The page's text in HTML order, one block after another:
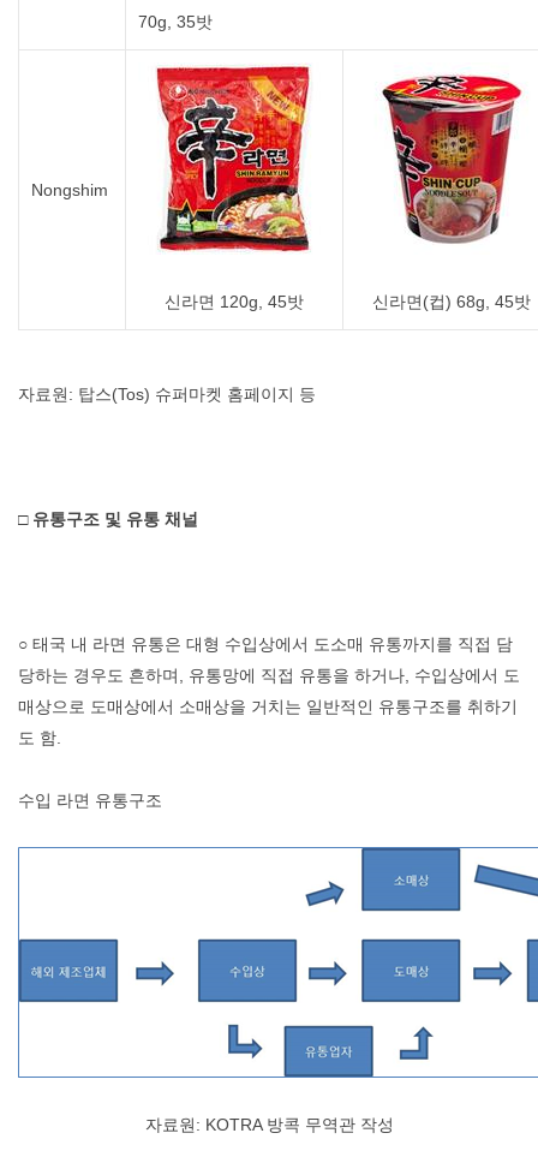
70g, 35밧
Nongshim
신라면 120g, 45밧 신라면(컵) 68g, 45밧
자료원: 탑스(Tos) 슈퍼마켓 홈페이지 등
□ 유통구조 및 유통 채널
○ 태국 내 라면 유통은 대형 수입상에서 도소매 유통까지를 직접 담
당하는 경우도 흔하며, 유통망에 직접 유통을 하거나, 수입상에서 도
매상으로 도매상에서 소매상을 거치는 일반적인 유통구조를 취하기
도 함.
수입 라면 유통구조
자료원: KOTRA 방콕 무역관 작성